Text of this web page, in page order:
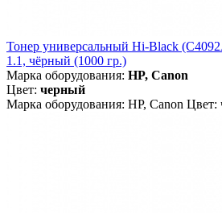
Тонер универсальный Hi-Black
1.1, чёрный (1000 гр.)
Марка оборудования: HP, Canon
Цвет: черный
Марка оборудования: HP, Canon Цвет: